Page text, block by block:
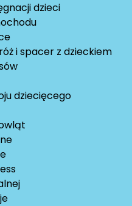
dzieci
i spacer z dzieckiem
dziecięcego